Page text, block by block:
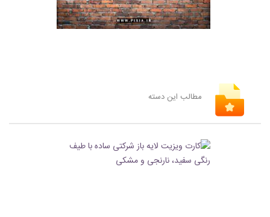
مطالب این دسته